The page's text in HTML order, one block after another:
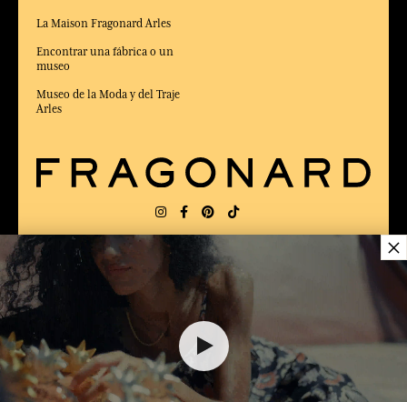
42,00 €
La Maison Fragonard Arles
Encontrar una fábrica o un
museo
Museo de la Moda y del Traje
Arles
ENTREGA: FR IDIOMA:
ELEGIDO MEJOR SITIO DE COMERCIO
en Línea 2025 por la revista Capital
×